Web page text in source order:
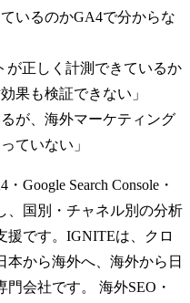
いるのかGA4で分からな
が正しく計測できているか
果も検証できない」
が、海外マーケティング
ていない」
Google Search Console・
、国別・チャネル別の分析
です。 IGNITEは、クロ
から海外へ、海外から日
会社です。
海外SEO・